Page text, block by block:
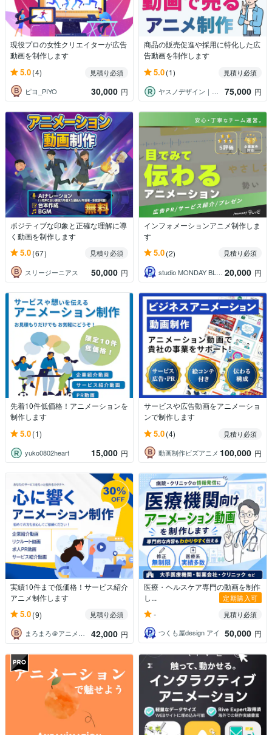
現役プロの女性クリエイターが広告
動画を制作します
5.0(4)
見積り必須
ピヨ_PIYO
30,000 円
商品の販売促進や採用に特化した広
告動画を制作します
5.0(1)
見積り必須
ヤスノデザイン｜動画デザイナー
75,000 円
ポジティブな印象と正確な理解に導
く動画を制作します
5.0(67)
見積り必須
スリージーニアス
50,000 円
インフォメーションアニメ制作しま
す
5.0(2)
見積り必須
studio MONDAY BLUE 20,000 円
先着10件低価格！アニメーションを
制作します
5.0(1)
yuko0802heart 15,000 円
サービスや広告動画をアニメーショ
ンで制作します
5.0(4)
見積り必須
動画制作ビズアニメ 100,000 円
実績10件まで低価格！サービス紹介
アニメ制作します
5.0(9)
見積り必須
まろまろ＠アニメーション制作
42,000 円
医療・ヘルスケア専門の動画を制作
し...
定期購入可
-
見積り必須
つくも屋design アイ
50,000 円